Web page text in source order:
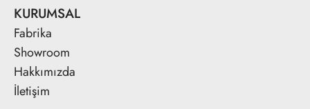
KURUMSAL
Fabrika
Showroom
Hakkımızda
İletişim